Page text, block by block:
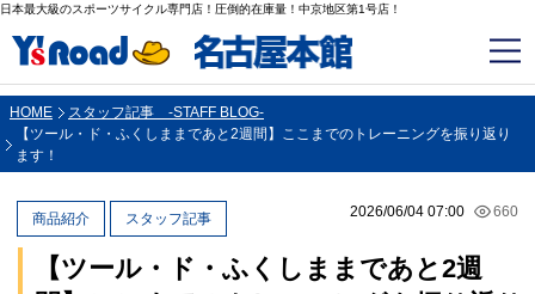
日本最大級のスポーツサイクル専門店！圧倒的在庫量！中京地区第1号店！
HOME
スタッフ記事 -STAFF BLOG-
【ツール・ド・ふくしままであと2週間】ここまでのトレーニングを振り返り
ます！
2026/06/04 07:00 660
商品紹介 スタッフ記事
【ツール・ド・ふくしままであと2週